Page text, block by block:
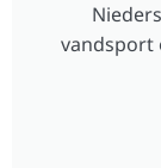
vandsport